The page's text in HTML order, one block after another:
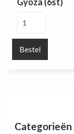
Bestel
Categorieën